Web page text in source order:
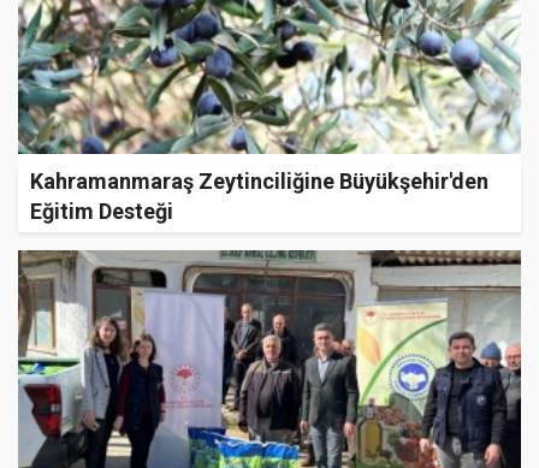
Kahramanmaraş Zeytinciliğine Büyükşehir'den
Eğitim Desteği